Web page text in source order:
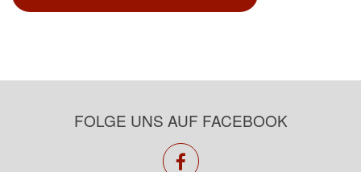
FOLGE UNS AUF FACEBOOK
facebook